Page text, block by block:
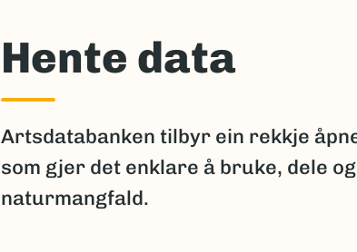
Hente data
Artsdatabanken tilbyr ein rekkje
som gjer det enklare å bruke, dele
naturmangfald.